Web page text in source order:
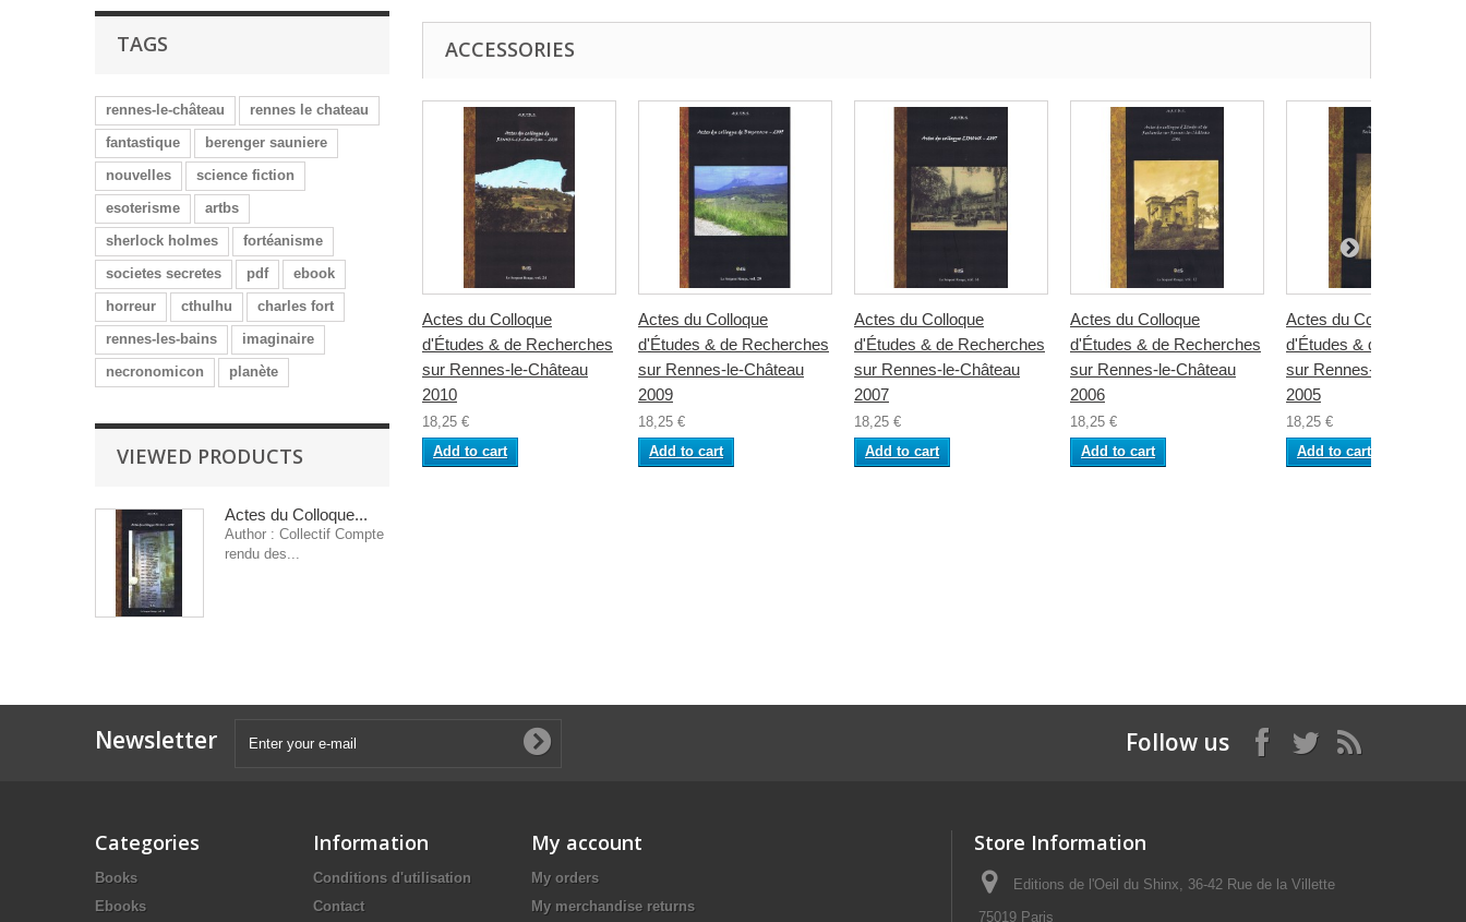
TAGS
rennes-le-château
rennes le chateau
fantastique
berenger sauniere
nouvelles
science fiction
esoterisme
artbs
sherlock holmes
fortéanisme
societes secretes
pdf
ebook
horreur
cthulhu
charles fort
rennes-les-bains
imaginaire
necronomicon
planète
VIEWED PRODUCTS
Actes du Colloque...
Author : Collectif Compte
rendu des...
ACCESSORIES
Actes du Colloque
d'Études & de Recherches
sur Rennes-le-Château
2010
18,25 €
Add to cart
Actes du Colloque
d'Études & de Recherches
sur Rennes-le-Château
2009
18,25 €
Add to cart
Actes du Colloque
d'Études & de Recherches
sur Rennes-le-Château
2007
18,25 €
Add to cart
Actes du Colloque
d'Études & de Recherches
sur Rennes-le-Château
2006
18,25 €
Add to cart
Actes du Colloque
d'Études & de
sur Rennes-le-Château
2005
18,25 €
Add to cart
Newsletter Follow us
Categories
Books
Ebooks
Information
Conditions d'utilisation
Contact
My account
My orders
My merchandise returns
Store Information
Editions de l'Oeil du Shinx, 36-42 Rue de la Villette
75019 Paris